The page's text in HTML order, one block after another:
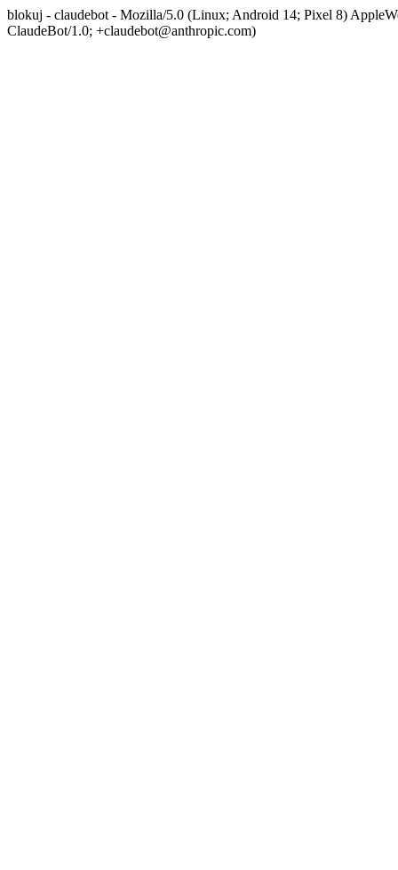
blokuj - claudebot - Mozilla/5.0 (Linux; Android 14; Pixel 8)
ClaudeBot/1.0; +claudebot@anthropic.com)